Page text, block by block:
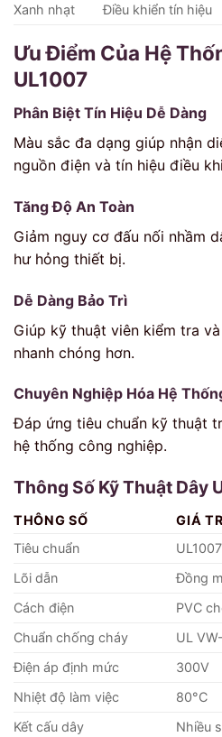
Xanh nhạt
Điều khiển tín hiệu
Ưu Điểm Của Hệ
UL1007
Phân Biệt Tín Hiệu Dễ Dàng
Màu sắc đa dạng giúp nhận
nguồn điện và tín hiệu điều
Tăng Độ An Toàn
Giảm nguy cơ đấu nối nhầm
hư hỏng thiết bị.
Dễ Dàng Bảo Trì
Giúp kỹ thuật viên kiểm tra
nhanh chóng hơn.
Chuyên Nghiệp Hóa Hệ
Đáp ứng tiêu chuẩn kỹ thuật
hệ thống công nghiệp.
Thông Số Kỹ Thuật Dây
THÔNG SỐ
GIÁ
Tiêu chuẩn
UL1007
Lõi dẫn
Đồng
Cách điện
PVC
Chuẩn chống cháy
UL
Điện áp định mức
300V
Nhiệt độ làm việc
80°C
Kết cấu dây
Nhiều